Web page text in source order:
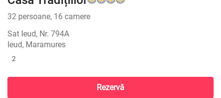
32 persoane, 16 camere
Sat Ieud, Nr. 794A
Ieud, Maramures
2
Rezervă